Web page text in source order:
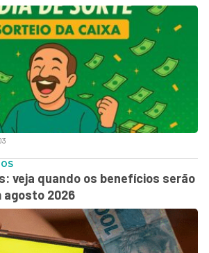
veja quando os benefícios serão
agosto 2026